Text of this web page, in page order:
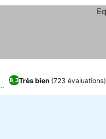
8,3Très bien (723 évaluations)